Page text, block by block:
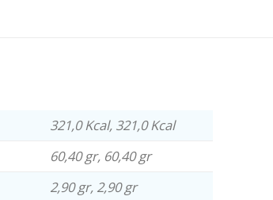
321,0 Kcal, 321,0 Kcal
60,40 gr, 60,40 gr
2,90 gr, 2,90 gr